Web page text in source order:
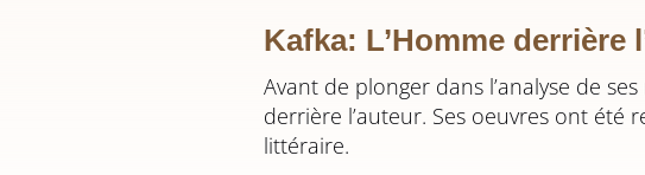
Kafka: L’Homme derrière
Avant de plonger dans l’analyse de
derrière l’auteur. Ses oeuvres ont
littéraire.